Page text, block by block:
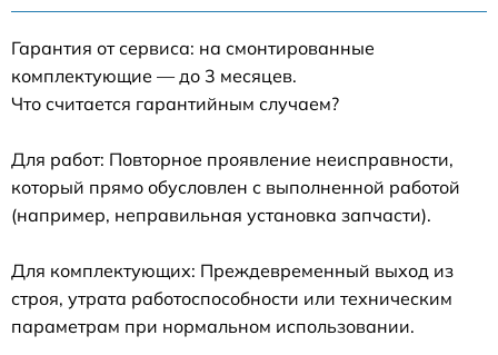
Гарантия от сервиса: на смонтированные
комплектующие — до 3 месяцев.
Что считается гарантийным случаем?
Для работ: Повторное проявление неисправности,
который прямо обусловлен с выполненной работой
(например, неправильная установка запчасти).
Для комплектующих: Преждевременный выход из
строя, утрата работоспособности или техническим
параметрам при нормальном использовании.